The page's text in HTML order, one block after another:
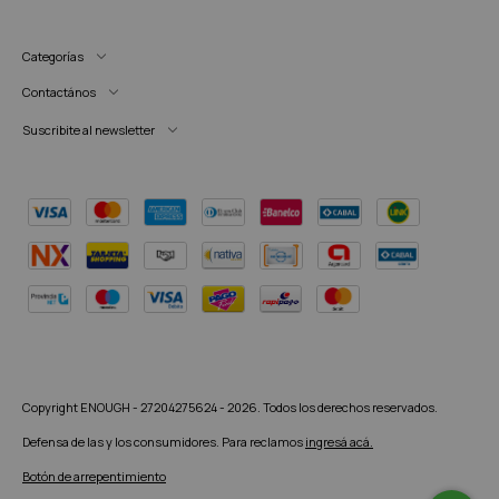
Categorías
Contactános
Suscribite al newsletter
Copyright ENOUGH - 27204275624 - 2026. Todos los derechos reservados.
Defensa de las y los consumidores. Para reclamos ingresá acá.
Botón de arrepentimiento